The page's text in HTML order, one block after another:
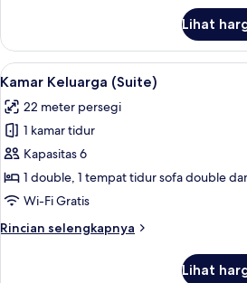
Classic
Twin
Room
Lihat
Lihat
semua
foto
untuk
Kamar
Keluarga
(Suite)
Kamar
5
Kamar Keluarga (Suite)
22 meter persegi
1 kamar tidur
Kapasitas 6
1 double, 1 tempat tidur sofa double
Wi-Fi Gratis
Rincian selengkapnya
Rincian
Lihat